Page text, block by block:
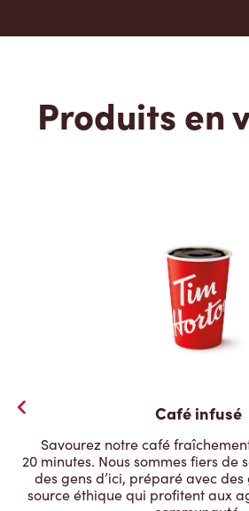
Produits en
Café infusé
Savourez notre café
20 minutes. Nous sommes fiers de
des gens d’ici, préparé avec
source éthique qui profitent aux